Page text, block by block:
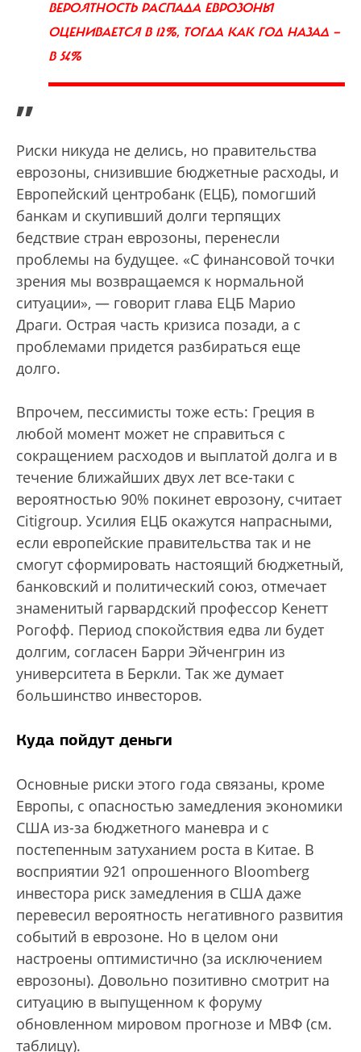
ВЕРОЯТНОСТЬ РАСПАДА ЕВРОЗОНЫ
ОЦЕНИВАЕТСЯ В 12%, ТОГДА КАК ГОД НАЗАД —
В 54%
”
Риски никуда не делись, но правительства
еврозоны, снизившие бюджетные расходы, и
Европейский центробанк (ЕЦБ), помогший
банкам и скупивший долги терпящих
бедствие стран еврозоны, перенесли
проблемы на будущее. «С финансовой точки
зрения мы возвращаемся к нормальной
ситуации», — говорит глава ЕЦБ Марио
Драги. Острая часть кризиса позади, а с
проблемами придется разбираться еще
долго.
Впрочем, пессимисты тоже есть: Греция в
любой момент может не справиться с
сокращением расходов и выплатой долга и в
течение ближайших двух лет все-таки с
вероятностью 90% покинет еврозону, считает
Citigroup. Усилия ЕЦБ окажутся напрасными,
если европейские правительства так и не
смогут сформировать настоящий бюджетный,
банковский и политический союз, отмечает
знаменитый гарвардский профессор Кенетт
Рогофф. Период спокойствия едва ли будет
долгим, согласен Барри Эйченгрин из
университета в Беркли. Так же думает
большинство инвесторов.
Куда пойдут деньги
Основные риски этого года связаны, кроме
Европы, с опасностью замедления экономики
США из-за бюджетного маневра и с
постепенным затуханием роста в Китае. В
восприятии 921 опрошенного Bloomberg
инвестора риск замедления в США даже
перевесил вероятность негативного развития
событий в еврозоне. Но в целом они
настроены оптимистично (за исключением
еврозоны). Довольно позитивно смотрит на
ситуацию в выпущенном к форуму
обновленном мировом прогнозе и МВФ (см.
таблицу).